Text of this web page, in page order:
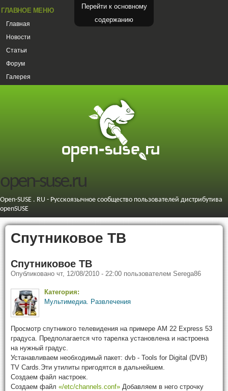
Перейти к основному
содержанию
ГЛАВНОЕ МЕНЮ
Главная
Новости
Статьи
Форум
Галерея
open-suse.ru
Open-SUSE . RU - Русскоязычное сообщество пользователей дистрибутива
openSUSE
Спутниковое ТВ
Спутниковое ТВ
Опубликовано чт, 12/08/2010 - 22:00 пользователем Serega86
Категория:
Мультимедиа. Развлечения
Просмотр спутникого телевидения на примере АМ 22 Express 53
градуса. Предполагается что тарелка установлена и настроена
на нужный градус.
Устанавливаем необходимый пакет: dvb - Tools for Digital (DVB)
TV Cards.Эти утилиты пригодятся в дальнейшем.
Создаем файл настроек.
Создаем файл «/etc/channels.conf» Добавляем в него строчку